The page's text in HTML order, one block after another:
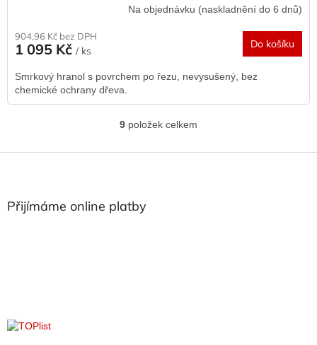
Na objednávku (naskladnění do 6 dnů)
904,96 Kč bez DPH
1 095 Kč / ks
Do košíku
Smrkový hranol s povrchem po řezu, nevysušený, bez
chemické ochrany dřeva.
O
l
9 položek celkem
Z
Přijímáme online platby